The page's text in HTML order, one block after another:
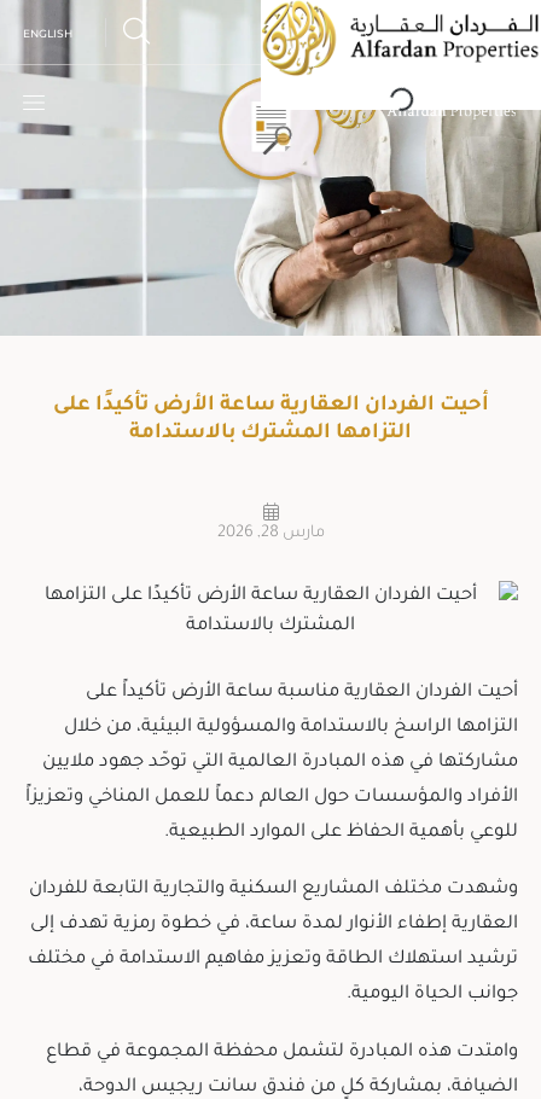
L
o
a
d
i
n
g
.
.
.
Skip
to
ENGLISH
أحيت الفردان العقارية ساعة الأرض تأكيدًا على
التزامها المشترك بالاستدامة
مارس 28, 2026
أحيت الفردان العقارية مناسبة ساعة الأرض تأكيداً على
التزامها الراسخ بالاستدامة والمسؤولية البيئية، من خلال
مشاركتها في هذه المبادرة العالمية التي توحّد جهود ملايين
الأفراد والمؤسسات حول العالم دعماً للعمل المناخي وتعزيزاً
للوعي بأهمية الحفاظ على الموارد الطبيعية.
وشهدت مختلف المشاريع السكنية والتجارية التابعة للفردان
العقارية إطفاء الأنوار لمدة ساعة، في خطوة رمزية تهدف إلى
ترشيد استهلاك الطاقة وتعزيز مفاهيم الاستدامة في مختلف
جوانب الحياة اليومية.
وامتدت هذه المبادرة لتشمل محفظة المجموعة في قطاع
الضيافة، بمشاركة كلٍ من فندق سانت ريجيس الدوحة،